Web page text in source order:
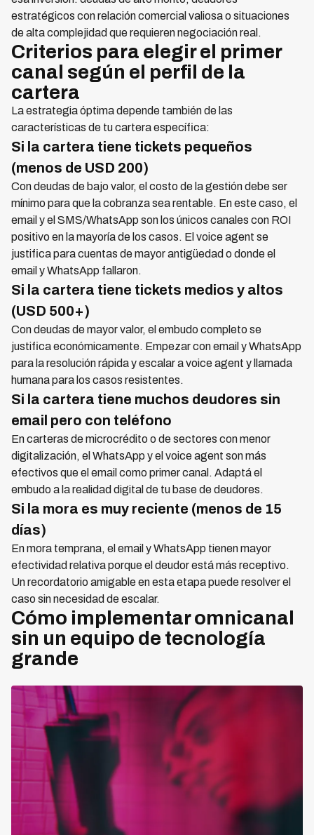
estratégicos con relación comercial valiosa o situaciones
de alta complejidad que requieren negociación real.
Criterios para elegir el primer
canal según el perfil de la
cartera
La estrategia óptima depende también de las
características de tu cartera específica:
Si la cartera tiene tickets pequeños
(menos de USD 200)
Con deudas de bajo valor, el costo de la gestión debe ser
mínimo para que la cobranza sea rentable. En este caso, el
email y el SMS/WhatsApp son los únicos canales con ROI
positivo en la mayoría de los casos. El voice agent se
justifica para cuentas de mayor antigüedad o donde el
email y WhatsApp fallaron.
Si la cartera tiene tickets medios y altos
(USD 500+)
Con deudas de mayor valor, el embudo completo se
justifica económicamente. Empezar con email y WhatsApp
para la resolución rápida y escalar a voice agent y llamada
humana para los casos resistentes.
Si la cartera tiene muchos deudores sin
email pero con teléfono
En carteras de microcrédito o de sectores con menor
digitalización, el WhatsApp y el voice agent son más
efectivos que el email como primer canal. Adaptá el
embudo a la realidad digital de tu base de deudores.
Si la mora es muy reciente (menos de 15
días)
En mora temprana, el email y WhatsApp tienen mayor
efectividad relativa porque el deudor está más receptivo.
Un recordatorio amigable en esta etapa puede resolver el
caso sin necesidad de escalar.
Cómo implementar omnicanal
sin un equipo de tecnología
grande